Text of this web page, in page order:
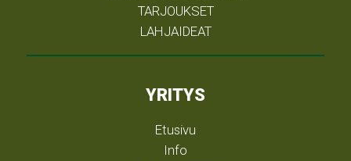
TARJOUKSET
LAHJAIDEAT
YRITYS
Etusivu
Info